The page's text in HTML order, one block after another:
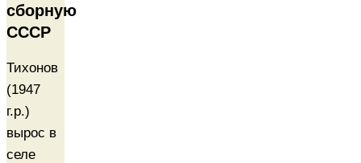
сборную
СССР
Тихонов
(1947
г.р.)
вырос в
селе